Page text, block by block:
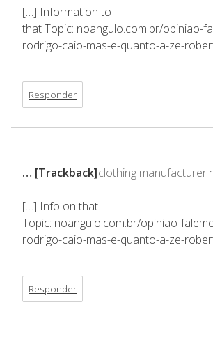
[…] Information to
that Topic: noangulo.com.br/opiniao-
rodrigo-caio-mas-e-quanto-a-ze-
Responder
clothing manufacturer
… [Trackback]
[…] Info on that
Topic: noangulo.com.br/opiniao-
rodrigo-caio-mas-e-quanto-a-ze-
Responder